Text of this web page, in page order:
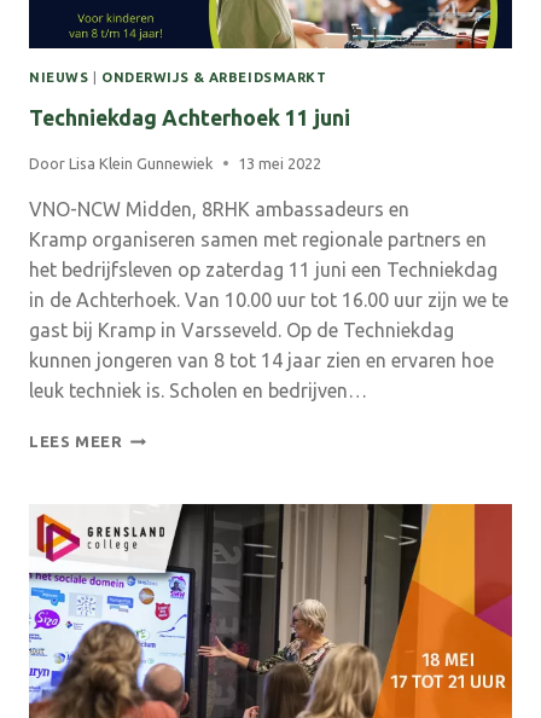
NIEUWS ONDERWIJS & ARBEIDSMARKT
Techniekdag Achterhoek 11 juni
Door Lisa Klein Gunnewiek 13 mei 2022
VNO-NCW Midden, 8RHK ambassadeurs en
Kramp organiseren samen met regionale partners en
het bedrijfsleven op zaterdag 11 juni een Techniekdag
in de Achterhoek. Van 10.00 uur tot 16.00 uur zijn we te
gast bij Kramp in Varsseveld. Op de Techniekdag
kunnen jongeren van 8 tot 14 jaar zien en ervaren hoe
leuk techniek is. Scholen en bedrijven…
LEES MEER TECHNIEKDAG
JUNI